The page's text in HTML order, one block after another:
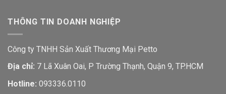
THÔNG TIN DOANH NGHIỆP
Công ty TNHH Sản Xuất Thương Mại Petto
Địa chỉ: 7 Lã Xuân Oai, P Trường Thạnh, Quận 9, TP.HCM
Hotline: 093336.0110